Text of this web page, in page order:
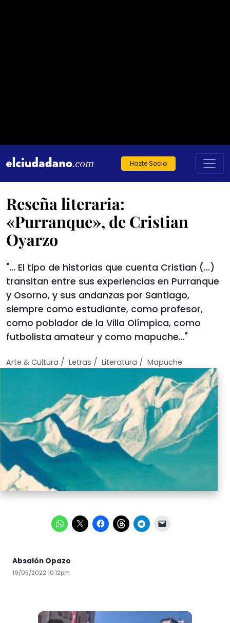
Hazte Socio
Reseña literaria:
«Purranque», de Cristian
Oyarzo
"... El tipo de historias que cuenta Cristian (...)
transitan entre sus experiencias en Purranque
y Osorno, y sus andanzas por Santiago,
siempre como estudiante, como profesor,
como poblador de la Villa Olímpica, como
futbolista amateur y como mapuche..."
Arte & Cultura / Letras / Literatura / Mapuche
Absalón Opazo
19/05/2022 10:12pm